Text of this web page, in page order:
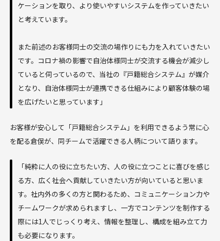
ケーションを取り、より使いやすいシステムを作っていきたい
と考えています。
また前述のお客様同士の交流の場作りにも力を入れていきたい
です。コロナ禍の影響で自治体様同士が交流する機会が減少し
ていると伺っているので、当社の『戸籍総合システム』が媒介
となり、自治体様同士が連携できる仕組みにより顧客体験の場
を広げたいと思っています」
お客様が安心して「戸籍総合システム」を利用できるよう常に心
を配る倉俣が、同チームで活躍できる人柄について語ります。
「純粋に人の役に立ちたい方、人の役に立つことに喜びを感じ
る方、広く社会へ貢献していきたい方が向いていると思いま
す。社内外の多くの方と関わるため、コミュニケーション力や
チームワークが求められますし、一方でコンテンツを制作する
際には1人でじっくり考え、情報を整理し、構成を組み立て力
も必要になります。